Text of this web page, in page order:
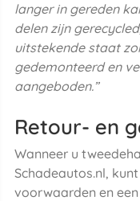
langer in gereden
delen zijn
uitstekende staat
gedemonteerd en
aangeboden.”
Retour- en
Wanneer u
Schadeautos.nl,
voorwaarden en